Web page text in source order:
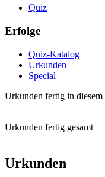
Quiz
Erfolge
Quiz-Katalog
Urkunden
Special
Urkunden fertig in
–
Urkunden fertig gesamt
–
Urkunden